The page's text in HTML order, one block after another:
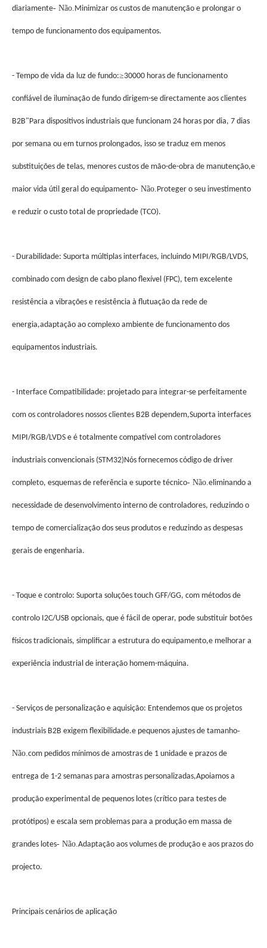
diariamente- Não.Minimizar os custos de manutenção e prolongar o
tempo de funcionamento dos equipamentos.
- Tempo de vida da luz de fundo:≥30000 horas de funcionamento
confiável de iluminação de fundo dirigem-se directamente aos clientes
B2B"Para dispositivos industriais que funcionam 24 horas por dia, 7 dias
por semana ou em turnos prolongados, isso se traduz em menos
substituições de telas, menores custos de mão-de-obra de manutenção,e
maior vida útil geral do equipamento- Não.Proteger o seu investimento
e reduzir o custo total de propriedade (TCO).
- Durabilidade: Suporta múltiplas interfaces, incluindo MIPI/RGB/LVDS,
combinado com design de cabo plano flexível (FPC), tem excelente
resistência a vibrações e resistência à flutuação da rede de
energia,adaptação ao complexo ambiente de funcionamento dos
equipamentos industriais.
- Interface Compatibilidade: projetado para integrar-se perfeitamente
com os controladores nossos clientes B2B dependem,Suporta interfaces
MIPI/RGB/LVDS e é totalmente compatível com controladores
industriais convencionais (STM32)Nós fornecemos código de driver
completo, esquemas de referência e suporte técnico- Não.eliminando a
necessidade de desenvolvimento interno de controladores, reduzindo o
tempo de comercialização dos seus produtos e reduzindo as despesas
gerais de engenharia.
- Toque e controlo: Suporta soluções touch GFF/GG, com métodos de
controlo I2C/USB opcionais, que é fácil de operar, pode substituir botões
físicos tradicionais, simplificar a estrutura do equipamento,e melhorar a
experiência industrial de interação homem-máquina.
- Serviços de personalização e aquisição: Entendemos que os projetos
industriais B2B exigem flexibilidade.e pequenos ajustes de tamanho-
Não.com pedidos mínimos de amostras de 1 unidade e prazos de
entrega de 1-2 semanas para amostras personalizadas,Apoiamos a
produção experimental de pequenos lotes (crítico para testes de
protótipos) e escala sem problemas para a produção em massa de
grandes lotes- Não.Adaptação aos volumes de produção e aos prazos do
projecto.
Principais cenários de aplicação